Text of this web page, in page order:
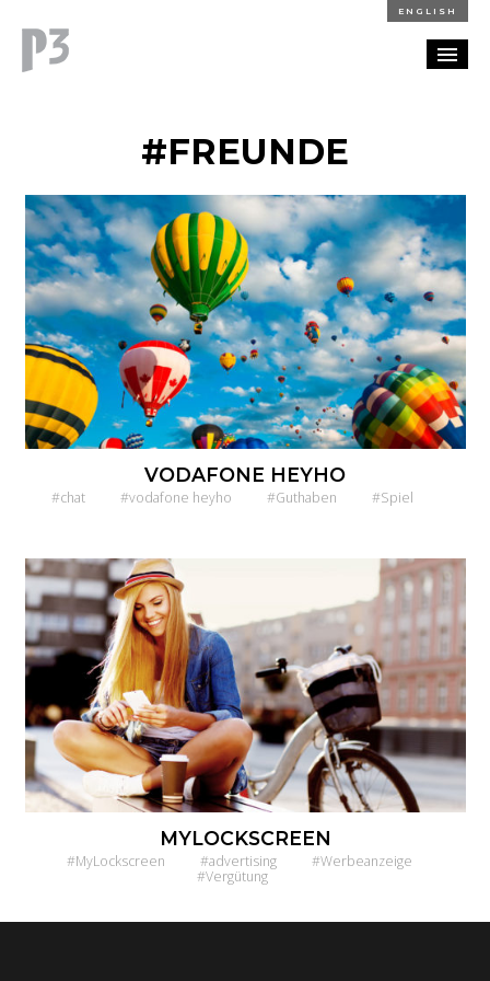
ENGLISH
KARRIERE
KONTAKT
#FREUNDE
VODAFONE HEYHO
#chat #vodafone heyho #Guthaben #Spiel
MYLOCKSCREEN
#MyLockscreen #advertising
#Werbeanzeige
#Vergütung